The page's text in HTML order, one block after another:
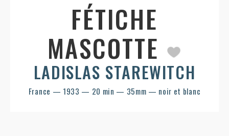
FÉTICHE
MASCOTTE
LADISLAS STAREWITCH
France — 1933 — 20 min — 35mm — noir et blanc